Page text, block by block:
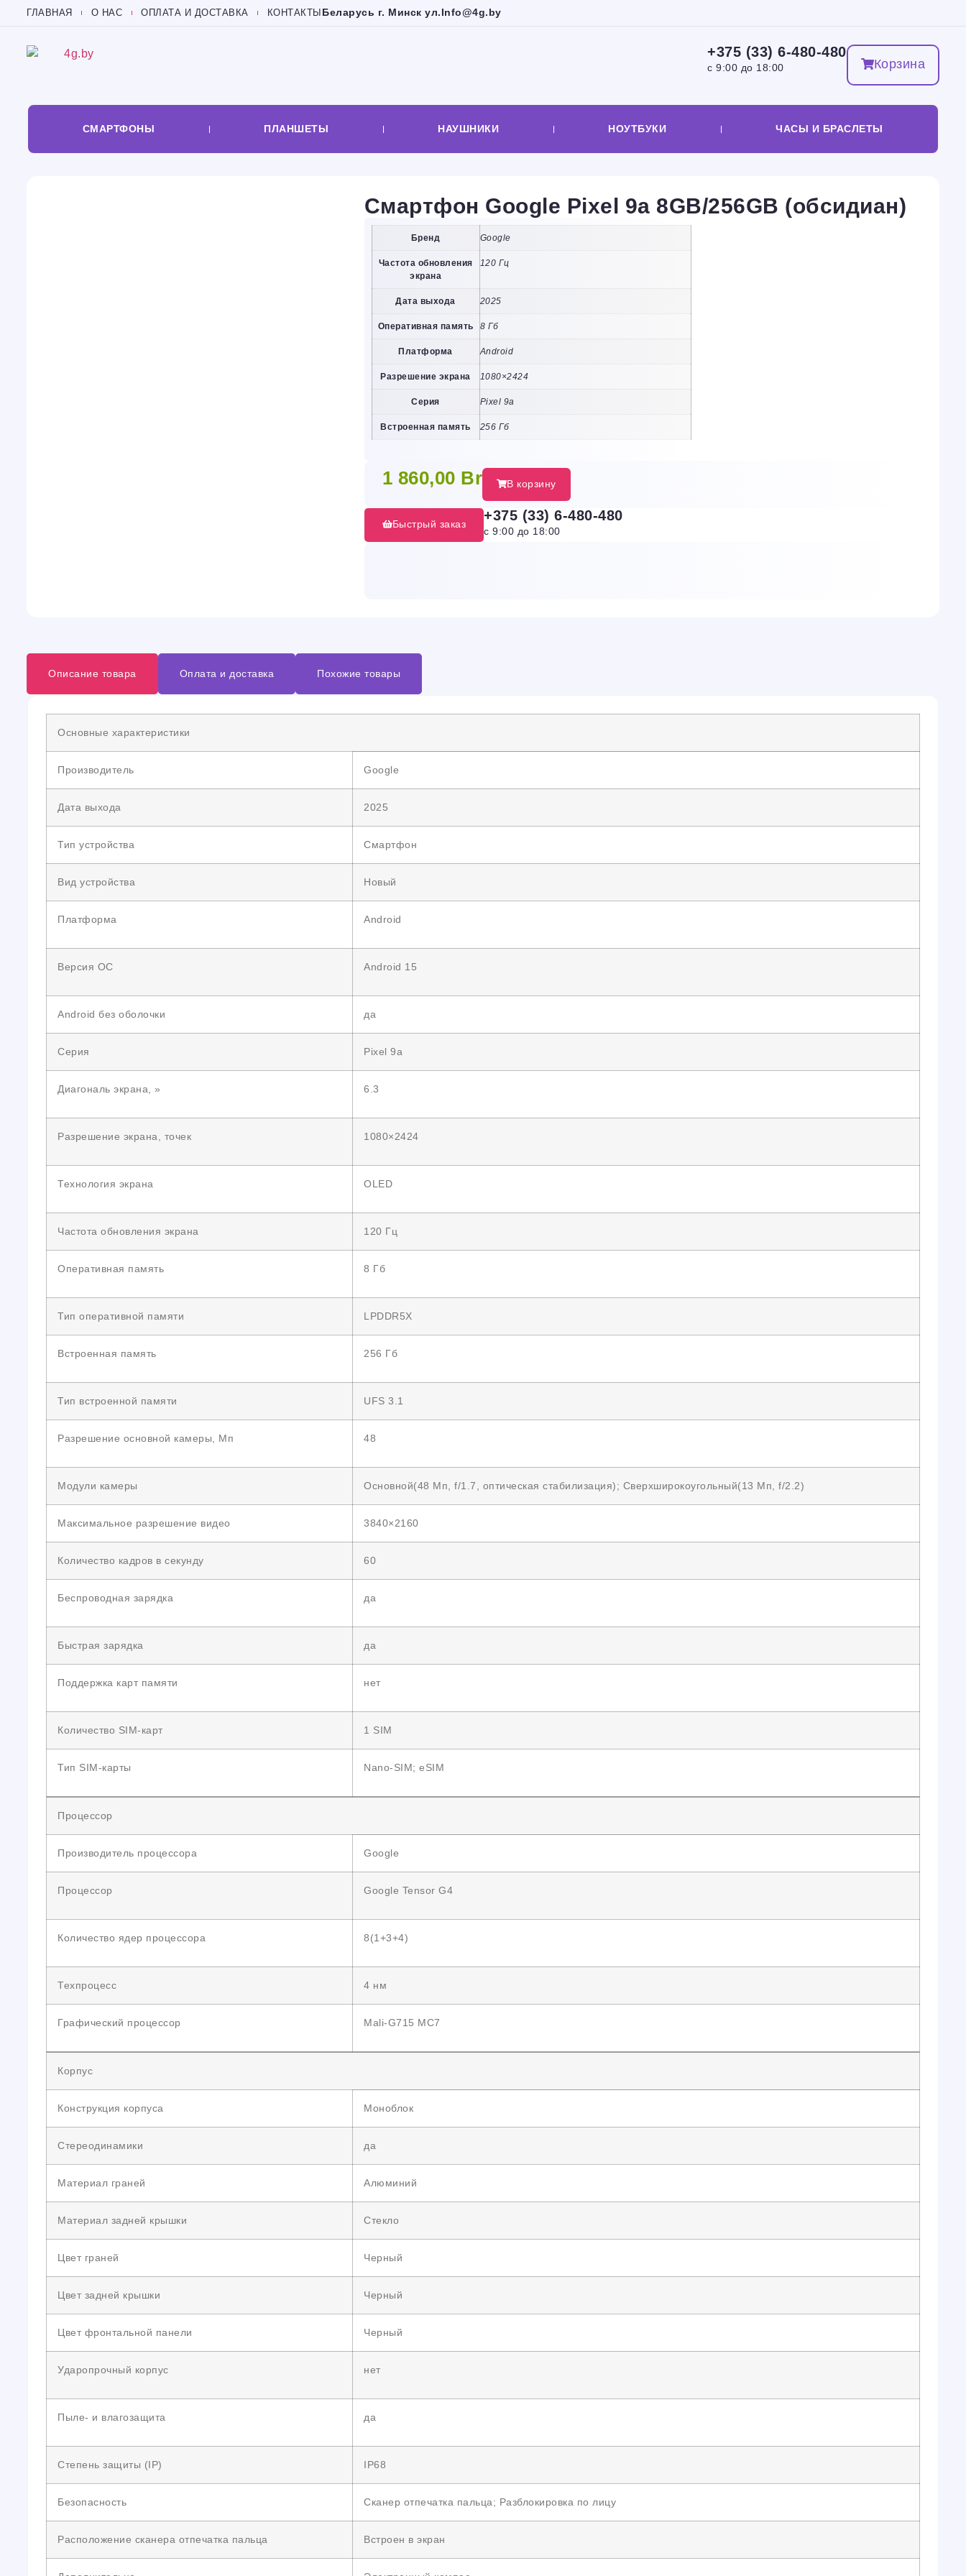
ГЛАВНАЯ О НАС ОПЛАТА И ДОСТАВКА КОНТАКТЫ Беларусь г. Минск ул.Info@4g.by
+375 (33) 6-480-480
с 9:00 до 18:00 Корзина
СМАРТФОНЫ ПЛАНШЕТЫ НАУШНИКИ НОУТБУКИ ЧАСЫ И БРАСЛЕТЫ
Смартфон Google Pixel 9a 8GB/256GB (обсидиан)
Бренд Google
Частота обновления
экрана
120 Гц
Дата выхода 2025
Оперативная память 8 Гб
Платформа Android
Разрешение экрана 1080×2424
Серия Pixel 9a
Встроенная память 256 Гб
1 860,00 Br В корзину
Быстрый заказ
+375 (33) 6-480-480
с 9:00 до 18:00
Описание товара Оплата и доставка Похожие товары
Основные характеристики
Производитель Google
Дата выхода 2025
Тип устройства Смартфон
Вид устройства Новый
Платформа Android
Версия ОС Android 15
Android без оболочки да
Серия Pixel 9a
Диагональ экрана, » 6.3
Разрешение экрана, точек 1080×2424
Технология экрана OLED
Частота обновления экрана 120 Гц
Оперативная память 8 Гб
Тип оперативной памяти LPDDR5X
Встроенная память 256 Гб
Тип встроенной памяти UFS 3.1
Разрешение основной камеры, Мп 48
Модули камеры Основной(48 Мп, f/1.7, оптическая стабилизация); Сверхширокоугольный(13 Мп, f/2.2)
Максимальное разрешение видео 3840×2160
Количество кадров в секунду 60
Беспроводная зарядка да
Быстрая зарядка да
Поддержка карт памяти нет
Количество SIM-карт 1 SIM
Тип SIM-карты Nano-SIM; eSIM
Процессор
Производитель процессора Google
Процессор Google Tensor G4
Количество ядер процессора 8(1+3+4)
Техпроцесс 4 нм
Графический процессор Mali-G715 MC7
Корпус
Конструкция корпуса Моноблок
Стереодинамики да
Материал граней Алюминий
Материал задней крышки Стекло
Цвет граней Черный
Цвет задней крышки Черный
Цвет фронтальной панели Черный
Ударопрочный корпус нет
Пыле- и влагозащита да
Степень защиты (IP) IP68
Безопасность Сканер отпечатка пальца; Разблокировка по лицу
Расположение сканера отпечатка пальца Встроен в экран